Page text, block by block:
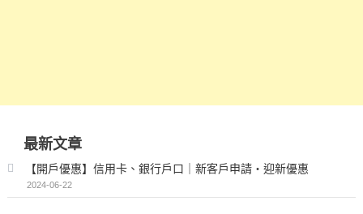
最新文章
【開戶優惠】信用卡、銀行戶口｜新客戶申請・迎新優惠
2024-06-22